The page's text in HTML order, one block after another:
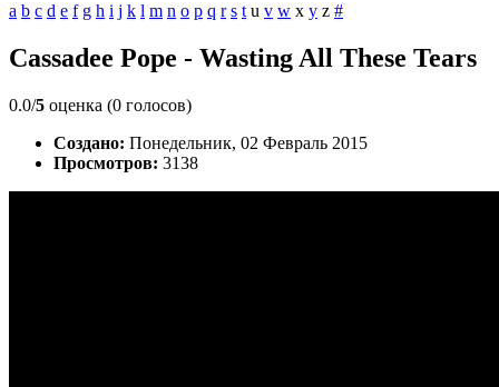
a b c d e f g h i j k l m n o p q r s t u v w x y z #
Cassadee Pope - Wasting All These Tears
0.0/5 оценка (0 голосов)
Создано: Понедельник, 02 Февраль 2015
Просмотров: 3138